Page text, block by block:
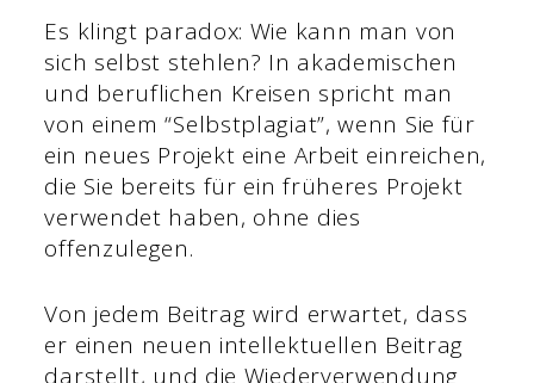
Es klingt paradox: Wie kann man von
sich selbst stehlen? In akademischen
und beruflichen Kreisen spricht man
von einem “Selbstplagiat”, wenn Sie für
ein neues Projekt eine Arbeit einreichen,
die Sie bereits für ein früheres Projekt
verwendet haben, ohne dies
offenzulegen.
Von jedem Beitrag wird erwartet, dass
er einen neuen intellektuellen Beitrag
darstellt, und die Wiederverwendung